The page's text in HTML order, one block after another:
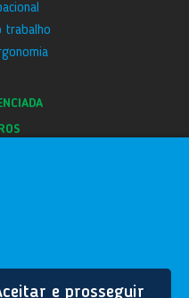
e prosseguir
trabalho
GENTE